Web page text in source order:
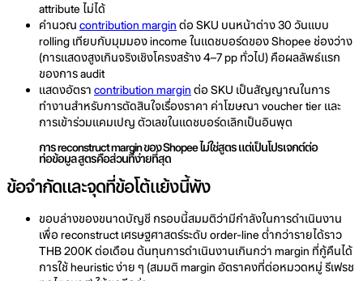
attribute ไม่ได้
คำนวณ contribution margin ต่อ SKU บนหน้าต่าง 30 วันแบบ
rolling เทียบกับมุมมอง income ในแดชบอร์ดของ Shopee ช่องว่าง
(การแสดงสูงเกินจริงเชิงโครงสร้าง 4–7 pp ทั่วไป) คือผลลัพธ์แรก
ของการ audit
แสดงอัตรา contribution margin ต่อ SKU เป็นสัญญาณในการ
ทำงานสำหรับการตัดสินใจเรื่องราคา ค่าโฆษณา voucher tier และ
การเข้าร่วมแคมเปญ ตัวเลขในแดชบอร์ดเลิกเป็นอินพุต
การ reconstruct margin ของ Shopee ไม่ใช่สูตร แต่เป็นโปรเจกต์ต่อ
ท่อข้อมูล สูตรคือส่วนที่ง่ายที่สุด
ข้อจำกัดและจุดที่ข้อโต้แย้งนี้พัง
ขอบล่างของขนาดบัญชี กรอบนี้สมมติว่ามีกำลังในการดำเนินงาน
เพื่อ reconstruct เศรษฐศาสตร์ระดับ order-line ต่ำกว่ารายได้ราว
THB 200K ต่อเดือน ต้นทุนการดำเนินงานเกินกว่า margin ที่กู้คืนได้
การใช้ heuristic ง่าย ๆ (สมมติ margin อัตราคงที่ต่อหมวดหมู่ รีเฟรช